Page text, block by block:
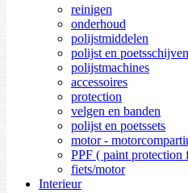
reinigen
onderhoud
polijstmiddelen
polijst en poetsschijven
polijstmachines
accessoires
protection
velgen en banden
polijst en poetssets
motor -
PPF ( paint protection
fiets/motor
Interieur